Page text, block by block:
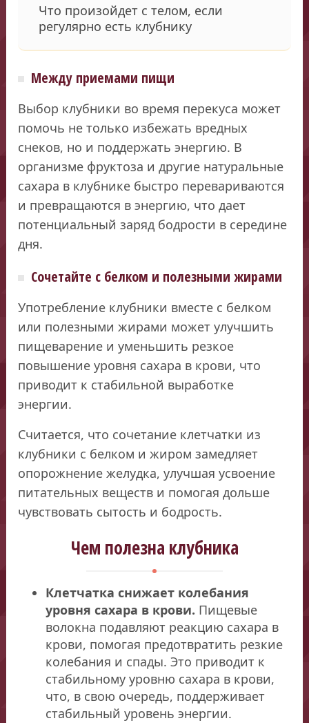
Что произойдет с телом, если
регулярно есть клубнику
Между приемами пищи
Выбор клубники во время перекуса может
помочь не только избежать вредных
снеков, но и поддержать энергию. В
организме фруктоза и другие натуральные
сахара в клубнике быстро перевариваются
и превращаются в энергию, что дает
потенциальный заряд бодрости в середине
дня.
Сочетайте с белком и полезными жирами
Употребление клубники вместе с белком
или полезными жирами может улучшить
пищеварение и уменьшить резкое
повышение уровня сахара в крови, что
приводит к стабильной выработке
энергии.
Считается, что сочетание клетчатки из
клубники с белком и жиром замедляет
опорожнение желудка, улучшая усвоение
питательных веществ и помогая дольше
чувствовать сытость и бодрость.
Чем полезна клубника
Клетчатка снижает колебания
уровня сахара в крови. Пищевые
волокна подавляют реакцию сахара в
крови, помогая предотвратить резкие
колебания и спады. Это приводит к
стабильному уровню сахара в крови,
что, в свою очередь, поддерживает
стабильный уровень энергии.